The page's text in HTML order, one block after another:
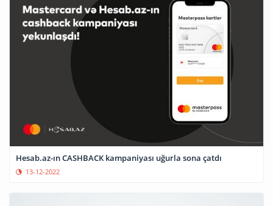
Hesab.az-ın CASHBACK kampaniyası uğurla sona çatdı
13-12-2022